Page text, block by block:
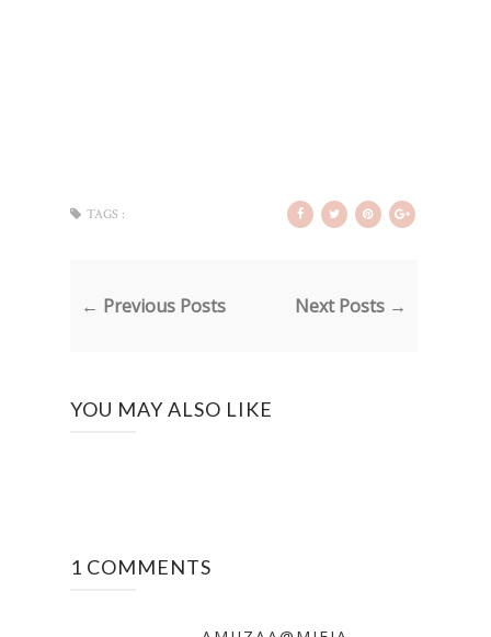
TAGS :
← Previous Posts Next Posts →
YOU MAY ALSO LIKE
1 COMMENTS